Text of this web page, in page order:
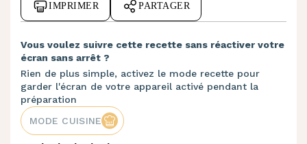
IMPRIMER PARTAGER
Vous voulez suivre cette recette sans réactiver votre
écran sans arrêt ?
Rien de plus simple, activez le mode recette pour
garder l'écran de votre appareil activé pendant la
préparation
MODE CUISINE